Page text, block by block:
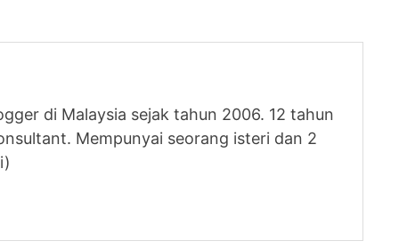
di Malaysia sejak tahun 2006. 12 tahun
Mempunyai seorang isteri dan 2